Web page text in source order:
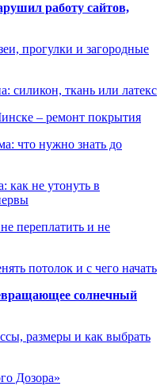
работу сайтов,
прогулки и загородные
силикон, ткань или латекс
– ремонт покрытия
что нужно знать до
как не утонуть в
переплатить и не
потолок и с чего начать
солнечный
размеры и как выбрать
Дозора»